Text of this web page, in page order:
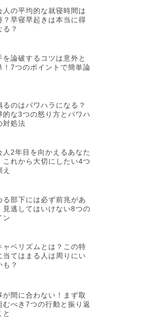
人の平均的な就寝時間は
？早寝早起きは本当に得
る？
を論破するコツは意外と
！7つのポイントで簡単論
るのはパワハラになる？
的な3つの怒り方とパワハ
対処法
人2年目を向かえるあなた
これから大切にしたい4つ
る部下には必ず前兆があ
見逃してはいけない8つの
ン
ャベリズムとは？この特
当てはまる人は周りにい
も？
が間に合わない！まず取
むべき7つの行動と振り返
と